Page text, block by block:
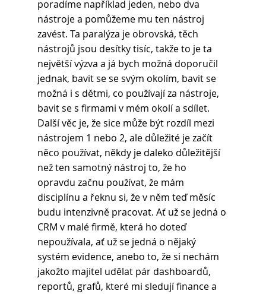
poradíme například jeden, nebo dva
nástroje a pomůžeme mu ten nástroj
zavést. Ta paralýza je obrovská, těch
nástrojů jsou desítky tisíc, takže to je ta
největší výzva a já bych možná doporučil
jednak, bavit se se svým okolím, bavit se
možná i s dětmi, co používají za nástroje,
bavit se s firmami v mém okolí a sdílet.
Další věc je, že sice může být rozdíl mezi
nástrojem 1 nebo 2, ale důležité je začít
něco používat, někdy je daleko důležitější
než ten samotný nástroj to, že ho
opravdu začnu používat, že mám
disciplínu a řeknu si, že v něm teď měsíc
budu intenzivně pracovat. Ať už se jedná o
CRM v malé firmě, která ho doteď
nepoužívala, ať už se jedná o nějaký
systém evidence, anebo to, že si nechám
jakožto majitel udělat pár dashboardů,
reportů, grafů, které mi sledují finance a